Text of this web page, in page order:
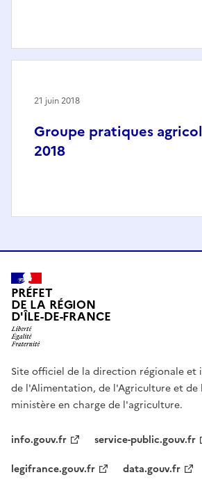
Groupe pratiques
2018
21 juin 2018
PRÉFET
DE LA RÉGION
D'ÎLE-DE-FRANCE
Site officiel de la direction régionale
de l'Alimentation, de l'Agriculture et de
ministère en charge de l'agriculture.
info.gouv.fr
service-public.gouv.fr
legifrance.gouv.fr
data.gouv.fr